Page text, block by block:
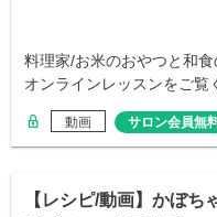
料理家/お米のおやつと和
オンラインレッスンをご覧
動画 サロン会員無
【レシピ/動画】かぼち